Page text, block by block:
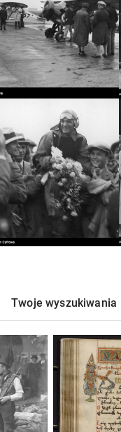
Twoje wyszukiwania